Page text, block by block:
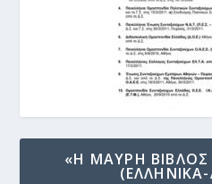
«Η ΜΑΥΡΗ